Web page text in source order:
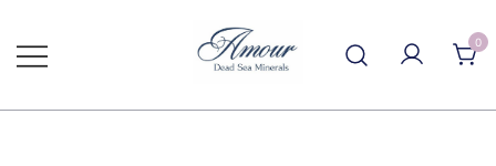
naar
de
0